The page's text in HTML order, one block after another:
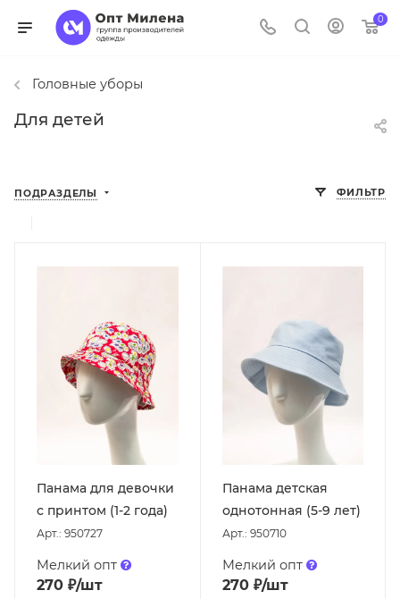
0
Головные уборы
Для детей
ПОДРАЗДЕЛЫ ФИЛЬТР
Панама для девочки
с принтом (1-2 года)
Арт.: 950727
Мелкий опт
270 ₽/шт
Панама детская
однотонная (5-9 лет)
Арт.: 950710
Мелкий опт
270₽/шт